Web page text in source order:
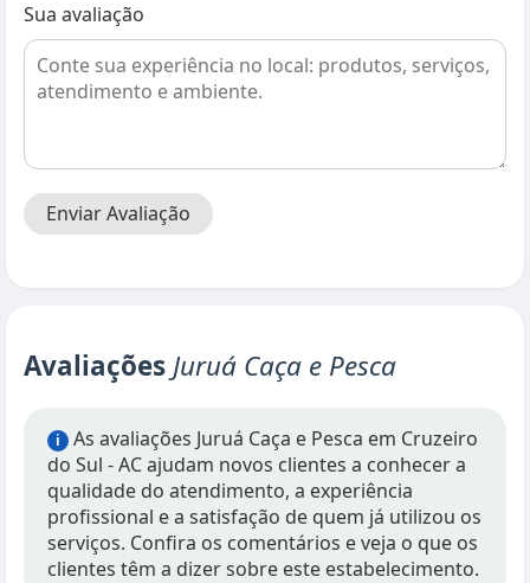
Sua avaliação
Enviar Avaliação
Avaliações Juruá Caça e Pesca
i
As avaliações Juruá Caça e Pesca em Cruzeiro
do Sul - AC ajudam novos clientes a conhecer a
qualidade do atendimento, a experiência
profissional e a satisfação de quem já utilizou os
serviços. Confira os comentários e veja o que os
clientes têm a dizer sobre este estabelecimento.